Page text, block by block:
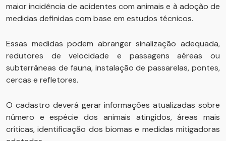
maior incidência de acidentes com animais e à adoção de
medidas definidas com base em estudos técnicos.
Essas medidas podem abranger sinalização adequada,
redutores de velocidade e passagens aéreas ou
subterrâneas de fauna, instalação de passarelas, pontes,
cercas e refletores.
O cadastro deverá gerar informações atualizadas sobre
número e espécie dos animais atingidos, áreas mais
críticas, identificação dos biomas e medidas mitigadoras